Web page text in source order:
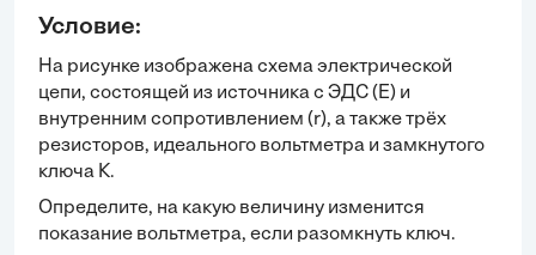
Условие:
На рисунке изображена схема электрической
цепи, состоящей из источника с ЭДС (E) и
внутренним сопротивлением (r), а также трёх
резисторов, идеального вольтметра и замкнутого
ключа К.
Определите, на какую величину изменится
показание вольтметра, если разомкнуть ключ.